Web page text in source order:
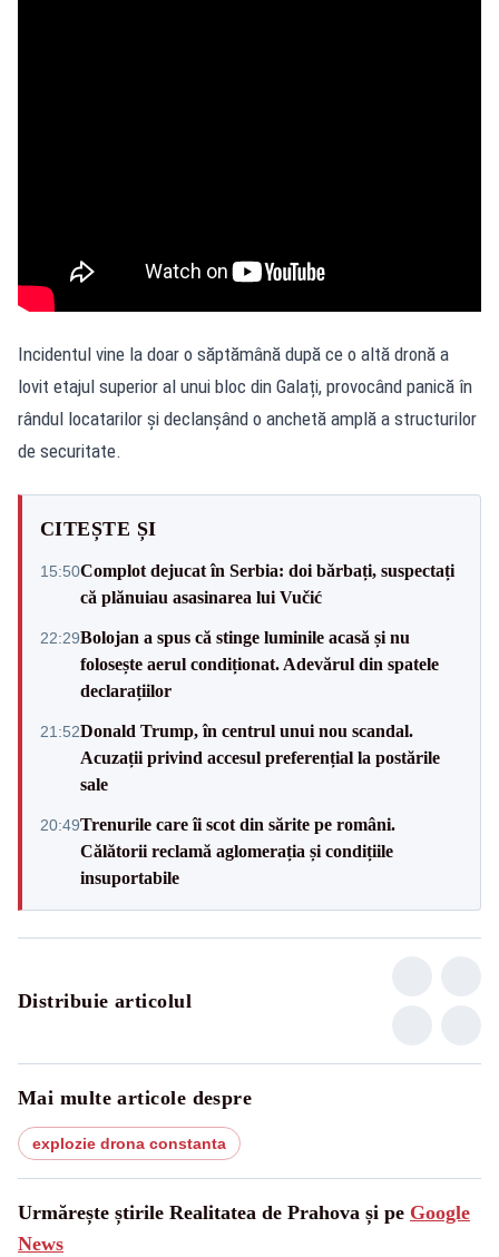
Incidentul vine la doar o săptămână după ce o altă dronă a
lovit etajul superior al unui bloc din Galați, provocând panică în
rândul locatarilor și declanșând o anchetă amplă a structurilor
de securitate.
CITEȘTE ȘI
15:50Complot dejucat în Serbia: doi bărbați, suspectați
că plănuiau asasinarea lui Vučić
22:29Bolojan a spus că stinge luminile acasă și nu
folosește aerul condiționat. Adevărul din spatele
declarațiilor
21:52Donald Trump, în centrul unui nou scandal.
Acuzații privind accesul preferențial la postările
sale
20:49Trenurile care îi scot din sărite pe români.
Călătorii reclamă aglomerația și condițiile
insuportabile
Distribuie articolul
Mai multe articole despre
explozie drona constanta
Urmărește știrile Realitatea de Prahova și pe Google
News